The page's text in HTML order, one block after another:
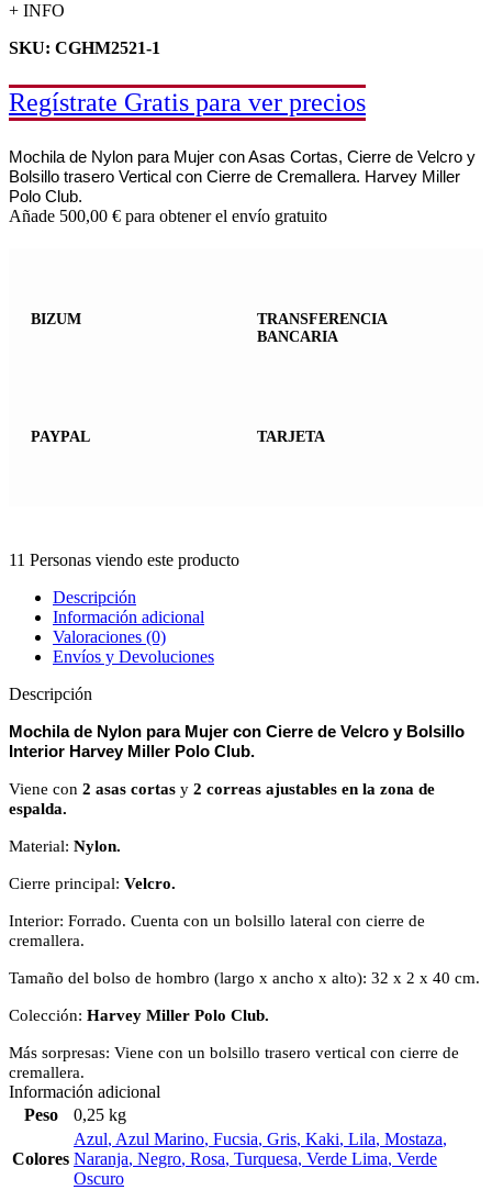
+ INFO
SKU: CGHM2521-1
Regístrate Gratis para ver precios
Mochila de Nylon para Mujer con Asas Cortas, Cierre de Velcro y
Bolsillo trasero Vertical con Cierre de Cremallera. Harvey Miller
Polo Club.
Añade 500,00 € para obtener el envío gratuito
BIZUM
TRANSFERENCIA
BANCARIA
PAYPAL TARJETA
11 Personas viendo este producto
Descripción
Información adicional
Valoraciones (0)
Envíos y Devoluciones
Descripción
Mochila de Nylon para Mujer con Cierre de Velcro y Bolsillo
Interior Harvey Miller Polo Club.
Viene con 2 asas cortas y 2 correas ajustables en la zona de
espalda.
Material: Nylon.
Cierre principal: Velcro.
Interior: Forrado. Cuenta con un bolsillo lateral con cierre de
cremallera.
Tamaño del bolso de hombro (largo x ancho x alto): 32 x 2 x 40 cm.
Colección: Harvey Miller Polo Club.
Más sorpresas: Viene con un bolsillo trasero vertical con cierre de
cremallera.
Información adicional
Peso
0,25 kg
Colores
Azul, Azul Marino, Fucsia, Gris, Kaki, Lila, Mostaza,
Naranja, Negro, Rosa, Turquesa, Verde Lima, Verde
Oscuro